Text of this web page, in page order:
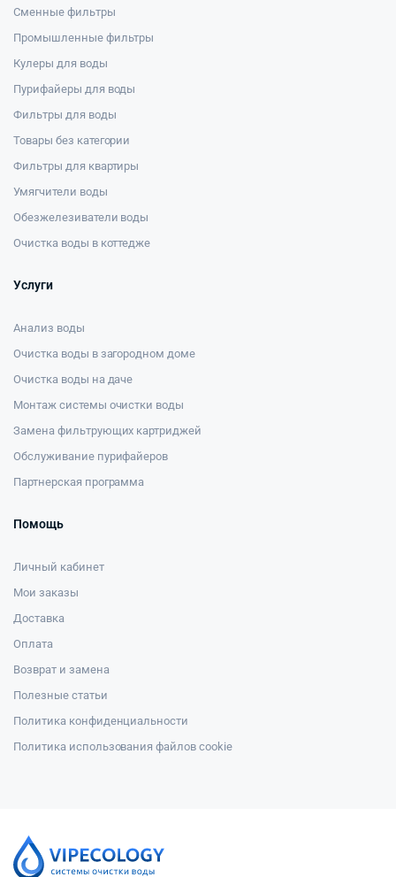
Сменные фильтры
Промышленные фильтры
Кулеры для воды
Пурифайеры для воды
Фильтры для воды
Товары без категории
Фильтры для квартиры
Умягчители воды
Обезжелезиватели воды
Очистка воды в коттедже
Услуги
Анализ воды
Очистка воды в загородном доме
Очистка воды на даче
Монтаж системы очистки воды
Замена фильтрующих картриджей
Обслуживание пурифайеров
Партнерская программа
Помощь
Личный кабинет
Мои заказы
Доставка
Оплата
Возврат и замена
Полезные статьи
Политика конфиденциальности
Политика использования файлов cookie